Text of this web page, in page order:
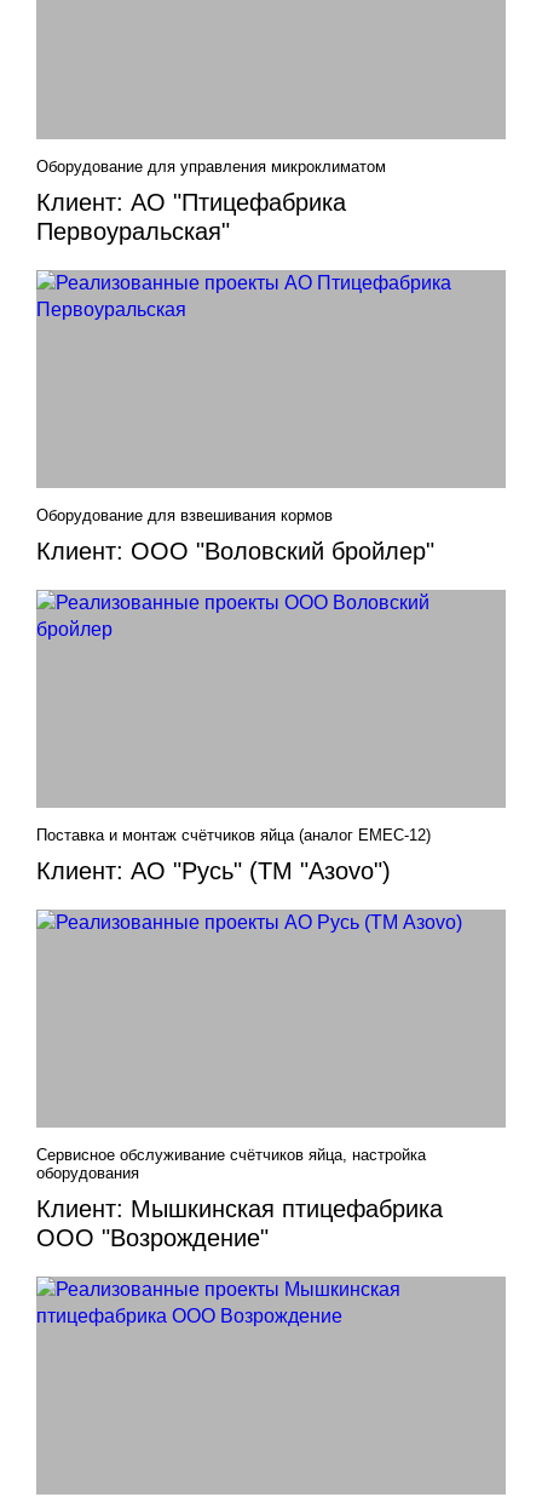
Клиент: АО "Птицефабрика
Первоуральская"
Оборудование для управления микроклиматом
Клиент: ООО "Воловский бройлер"
Оборудование для взвешивания кормов
Клиент: АО "Русь" (ТМ "Азovo")
Поставка и монтаж счётчиков яйца (аналог EMEC-12)
Клиент: Мышкинская птицефабрика
ООО "Возрождение"
Сервисное обслуживание счётчиков яйца, настройка
оборудования